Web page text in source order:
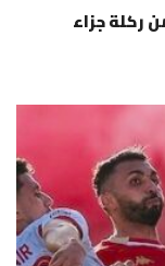
ركلة جزاء